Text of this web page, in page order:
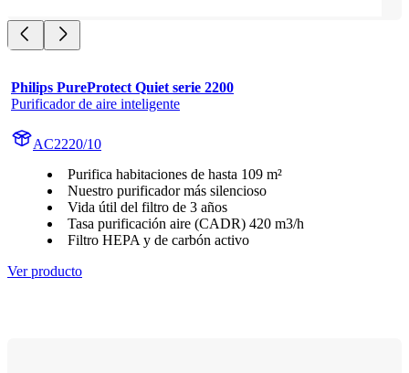
Philips PureProtect Quiet serie 2200
Purificador de aire inteligente
AC2220/10
Purifica habitaciones de hasta 109 m²
Nuestro purificador más silencioso
Vida útil del filtro de 3 años
Tasa purificación aire (CADR) 420 m3/h
Filtro HEPA y de carbón activo
Ver producto